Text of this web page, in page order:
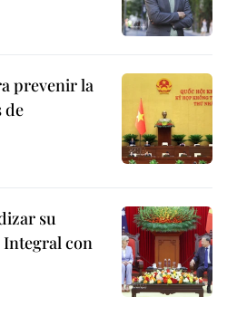
prevenir la
de
su
Integral con